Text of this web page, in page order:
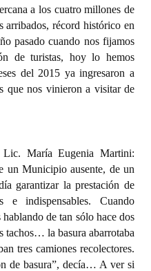
a los cuatro millones de
arribados, récord histórico en
pasado cuando nos fijamos
de turistas, hoy lo hemos
del 2015 ya ingresaron a
que nos vinieron a visitar de
María Eugenia Martini:
Municipio ausente, de un
garantizar la prestación de
e indispensables. Cuando
de tan sólo hace dos
tachos… la basura abarrotaba
tres camiones recolectores.
de basura”, decía… A ver si